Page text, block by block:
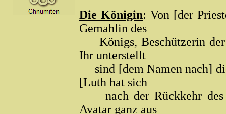
Die Königin: Von [der
Gemahlin des
Königs, Beschützerin der
Ihr unterstellt
sind [dem Namen nach]
[Luth hat sich
nach der Rückkehr des
Avatar ganz aus